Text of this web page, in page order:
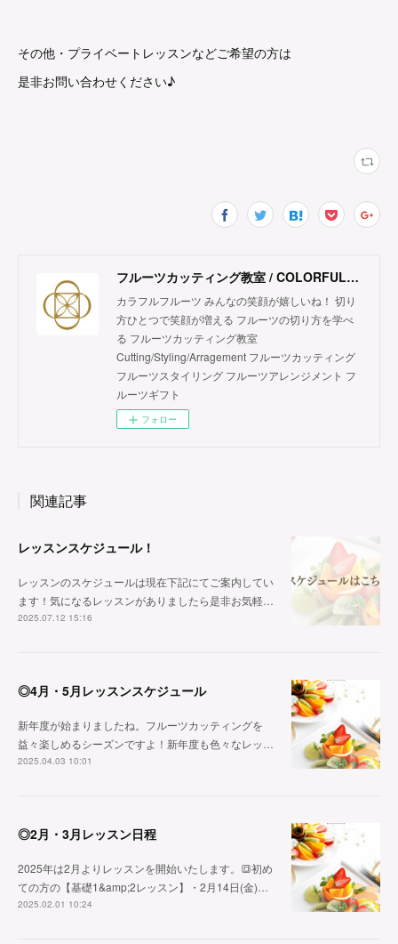
その他・プライベートレッスンなどご希望の方は
是非お問い合わせください♪
フルーツカッティング教室 / COLORFUL FRUITS
カラフルフルーツ みんなの笑顔が嬉しいね！ 切り
方ひとつで笑顔が増える フルーツの切り方を学べ
る フルーツカッティング教室
Cutting/Styling/Arragement フルーツカッティング
フルーツスタイリング フルーツアレンジメント フ
ルーツギフト
フォロー
関連記事
レッスンスケジュール！
レッスンのスケジュールは現在下記にてご案内してい
ます！気になるレッスンがありましたら是非お気軽…
2025.07.12 15:16
◎4月・5月レッスンスケジュール
新年度が始まりましたね。フルーツカッティングを
益々楽しめるシーズンですよ！新年度も色々なレッ…
2025.04.03 10:01
◎2月・3月レッスン日程
2025年は2月よりレッスンを開始いたします。🔳初め
ての方の【基礎1&amp;2レッスン】・2月14日(金)…
2025.02.01 10:24